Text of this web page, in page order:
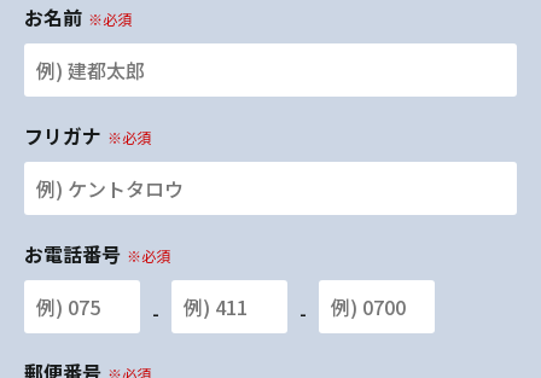
お名前 ※必須
フリガナ ※必須
お電話番号 ※必須
- -
郵便番号 ※必須